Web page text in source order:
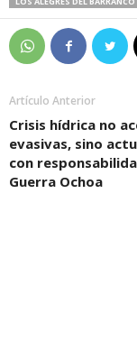
Artículo Anterior
Crisis hídrica no
evasivas, sino
con
Guerra Ochoa